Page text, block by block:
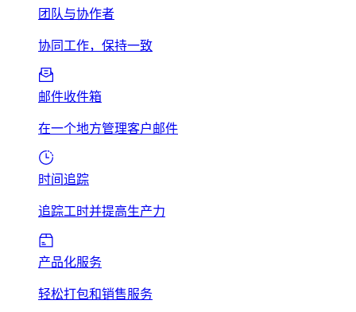
团队与协作者
协同工作，保持一致
邮件收件箱
在一个地方管理客户邮件
时间追踪
追踪工时并提高生产力
产品化服务
轻松打包和销售服务